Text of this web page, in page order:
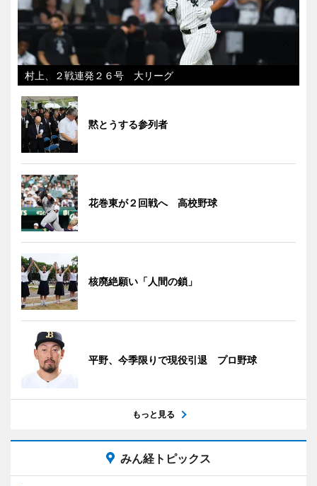
村上、２戦連発２６号 大リーグ
黙とうする参列者
花巻東が２回戦へ 高校野球
核廃絶願い「人間の鎖」
平野、今季限りで現役引退 プロ野球
もっと見る
みん経トピックス